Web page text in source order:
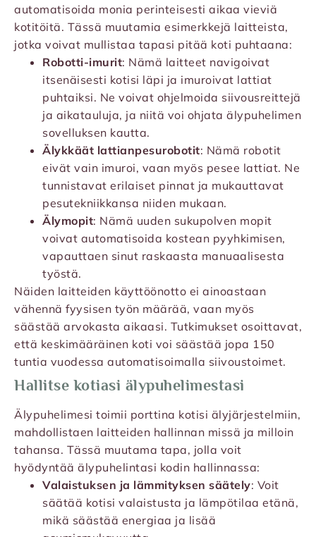
automatisoida monia perinteisesti aikaa vieviä
kotitöitä. Tässä muutamia esimerkkejä laitteista,
jotka voivat mullistaa tapasi pitää koti puhtaana:
Robotti-imurit: Nämä laitteet navigoivat
itsenäisesti kotisi läpi ja imuroivat lattiat
puhtaiksi. Ne voivat ohjelmoida siivousreittejä
ja aikatauluja, ja niitä voi ohjata älypuhelimen
sovelluksen kautta.
Älykkäät lattianpesurobotit: Nämä robotit
eivät vain imuroi, vaan myös pesee lattiat. Ne
tunnistavat erilaiset pinnat ja mukauttavat
pesutekniikkansa niiden mukaan.
Älymopit: Nämä uuden sukupolven mopit
voivat automatisoida kostean pyyhkimisen,
vapauttaen sinut raskaasta manuaalisesta
työstä.
Näiden laitteiden käyttöönotto ei ainoastaan
vähennä fyysisen työn määrää, vaan myös
säästää arvokasta aikaasi. Tutkimukset osoittavat,
että keskimääräinen koti voi säästää jopa 150
tuntia vuodessa automatisoimalla siivoustoimet.
Hallitse kotiasi älypuhelimestasi
Älypuhelimesi toimii porttina kotisi älyjärjestelmiin,
mahdollistaen laitteiden hallinnan missä ja milloin
tahansa. Tässä muutama tapa, jolla voit
hyödyntää älypuhelintasi kodin hallinnassa:
Valaistuksen ja lämmityksen säätely: Voit
säätää kotisi valaistusta ja lämpötilaa etänä,
mikä säästää energiaa ja lisää